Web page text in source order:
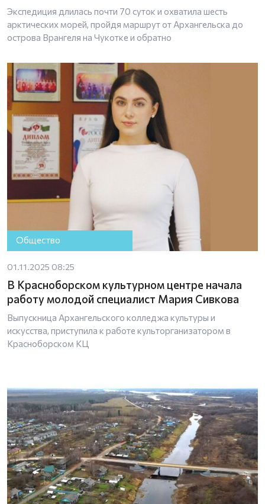
Экспедиция длилась почти 70 суток и охватила шесть
арктических морей, пройдя маршрут от Архангельска до
острова Врангеля на Чукотке и обратно
Общество
01.11.2025 08:25
В Красноборском культурном центре начала
работу молодой специалист Мария Сивкова
Выпускница Архангельского колледжа культуры и
искусства, приступила к работе культорганизатором в
Красноборском КЦ